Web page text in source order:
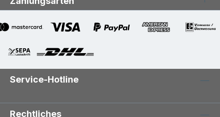
Service-Hotline
Rechtliches